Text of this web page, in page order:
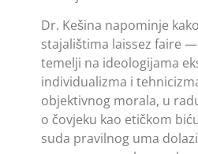
Dr. Kešina napominje
stajalištima laissez faire
temelji na ideologijama
individualizma i
objektivnog morala, u
o čovjeku kao etičkom
suda pravilnog uma